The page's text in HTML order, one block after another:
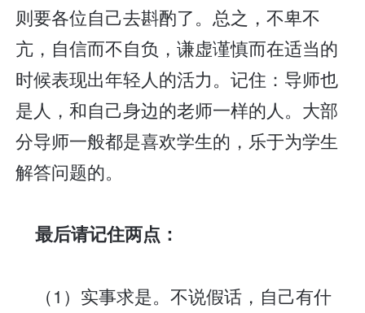
则要各位自己去斟酌了。总之，不卑不
亢，自信而不自负，谦虚谨慎而在适当的
时候表现出年轻人的活力。记住：导师也
是人，和自己身边的老师一样的人。大部
分导师一般都是喜欢学生的，乐于为学生
解答问题的。
最后请记住两点：
（1）实事求是。不说假话，自己有什